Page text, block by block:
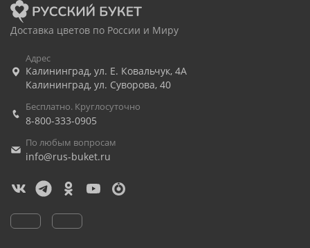
Доставка цветов по России и Миру
Адрес
Калининград, ул. Е. Ковальчук, 4А
Калининград, ул. Суворова, 40
Бесплатно. Круглосуточно
8-800-333-0905
По любым вопросам
info@rus-buket.ru